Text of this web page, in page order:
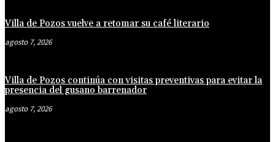
Villa de Pozos vuelve a retomar su café literario
agosto 7, 2026
Villa de Pozos continúa con visitas preventivas para evitar la
presencia del gusano barrenador
agosto 7, 2026